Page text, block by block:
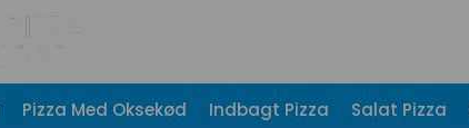
Pizza Med Oksekød Indbagt Pizza Salat Pizza